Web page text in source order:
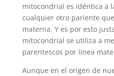
mitocondrial es idéntica a
cualquier otro pariente
materna. Y es por esto
mitocondrial se utiliza a
parentescos por línea
Aunque en el origen de